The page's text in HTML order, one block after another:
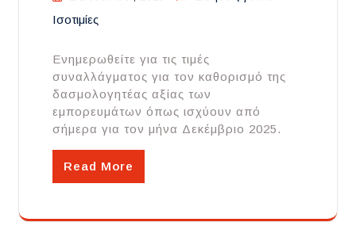
Ισοτιμίες
Ενημερωθείτε για τις τιμές
συναλλάγματος για τον καθορισμό της
δασμολογητέας αξίας των
εμπορευμάτων όπως ισχύουν από
σήμερα για τον μήνα Δεκέμβριο 2025.
Read More